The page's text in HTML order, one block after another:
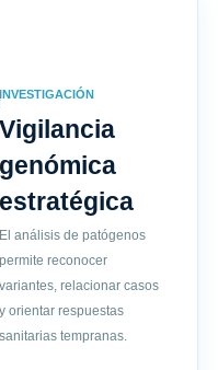
INVESTIGACIÓN
Vigilancia
genómica
estratégica
El análisis de patógenos
permite reconocer
variantes, relacionar casos
y orientar respuestas
sanitarias tempranas.